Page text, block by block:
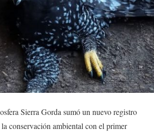
Sierra Gorda sumó un nuevo registro
conservación ambiental con el primer